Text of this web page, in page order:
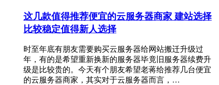
这几款值得推荐便宜的云服务器商家 建站选择
比较稳定值得新人选择
时至年底有朋友需要购买云服务器给网站搬迁升级过
年，有的是希望重新换新的服务器毕竟旧服务器续费升
级是比较贵的。今天有个朋友希望老蒋给推荐几台便宜
的云服务器商家，其实对于云服务器而言，…